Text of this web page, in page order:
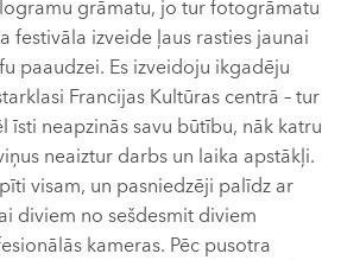
grāmatu, jo tur fotogrāmatu
festivāla izveide ļaus rasties jaunai
paaudzei. Es izveidoju ikgadēju
Francijas Kultūras centrā – tur
īsti neapzinās savu būtību, nāk katru
neaiztur darbs un laika apstākļi.
visam, un pasniedzēji palīdz ar
diviem no sešdesmit diviem
kameras. Pēc pusotra